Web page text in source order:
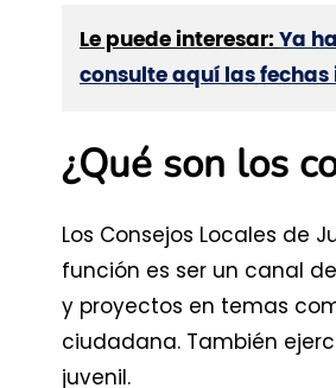
Le puede interesar: Ya
consulte aquí las
¿Qué son los
Los Consejos Locales de
función es ser un canal
y proyectos en temas
ciudadana. También
juvenil.